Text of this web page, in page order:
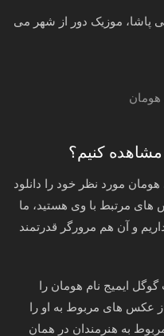
پاشا، موزیک دور از شهر می
کنیم؟
مورد نظر خود را دانلود
های مرتبط با وی هستید، ما
و آن هم مرورگر قدرتمند
ایمیج نام هومان را
عکس های مربوط به او را
به هنرمندان در همان